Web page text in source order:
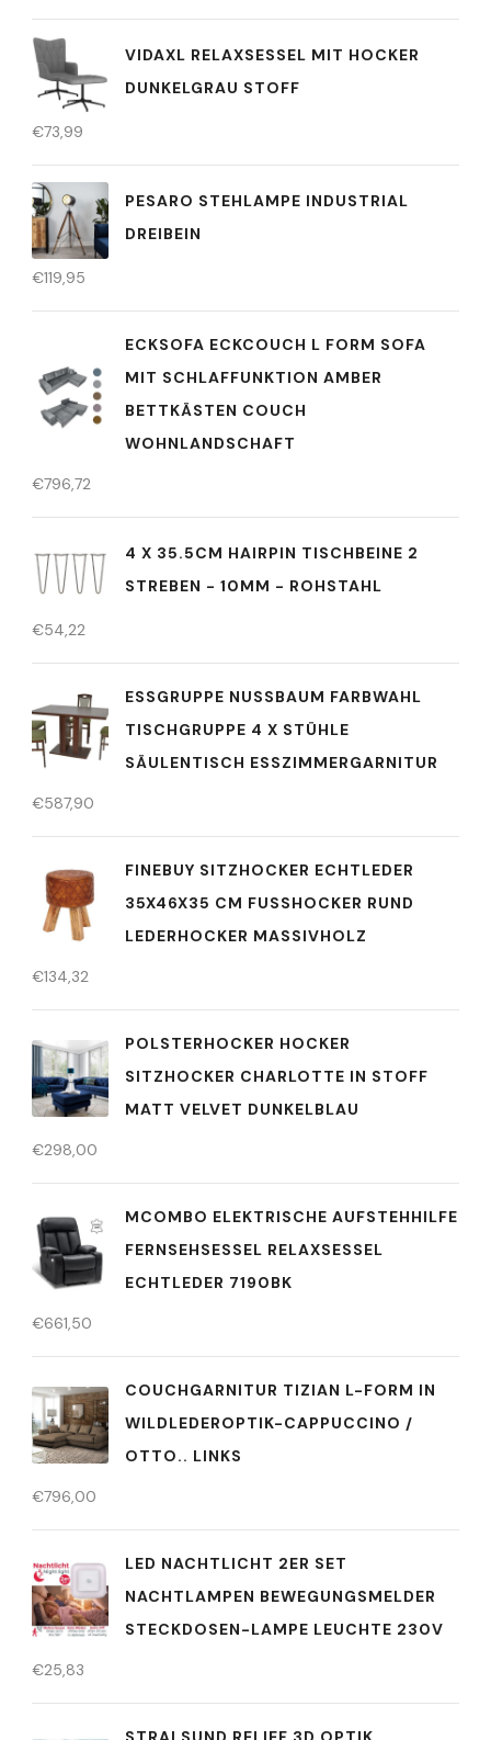
VIDAXL RELAXSESSEL MIT HOCKER
DUNKELGRAU STOFF
€73,99
PESARO STEHLAMPE INDUSTRIAL
DREIBEIN
€119,95
ECKSOFA ECKCOUCH L FORM SOFA
MIT SCHLAFFUNKTION AMBER
BETTKÄSTEN COUCH
WOHNLANDSCHAFT
€796,72
4 X 35.5CM HAIRPIN TISCHBEINE 2
STREBEN - 10MM - ROHSTAHL
€54,22
ESSGRUPPE NUSSBAUM FARBWAHL
TISCHGRUPPE 4 X STÜHLE
SÄULENTISCH ESSZIMMERGARNITUR
€587,90
FINEBUY SITZHOCKER ECHTLEDER
35X46X35 CM FUSSHOCKER RUND L
EDERHOCKER MASSIVHOLZ
€134,32
POLSTERHOCKER HOCKER
SITZHOCKER CHARLOTTE IN STOFF
MATT VELVET DUNKELBLAU
€298,00
MCOMBO ELEKTRISCHE AUFSTEHHILFE
FERNSEHSESSEL RELAXSESSEL
ECHTLEDER 7190BK
€661,50
COUCHGARNITUR TIZIAN L-FORM IN
WILDLEDEROPTIK-CAPPUCCINO /
OTTO.. LINKS
€796,00
LED NACHTLICHT 2ER SET
NACHTLAMPEN BEWEGUNGSMELDER
STECKDOSEN-LAMPE LEUCHTE 230V
€25,83